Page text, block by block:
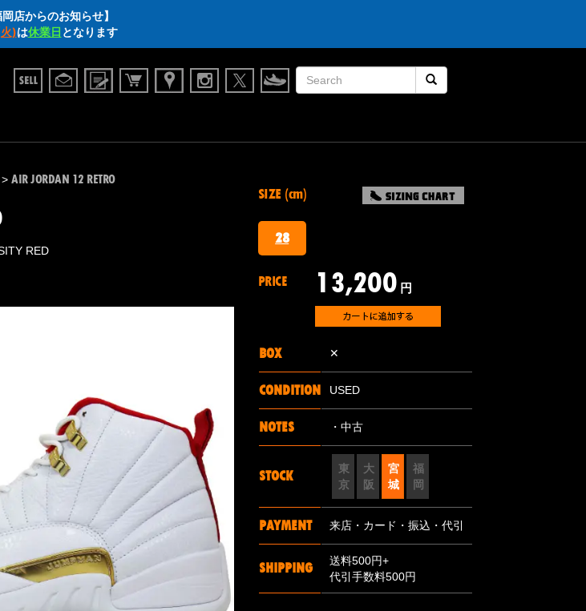
岡店からのお知らせ】
)は休業日 となります
> AIR JORDAN 12 RETRO
RED
SIZE (cm)
28
PRICE 13,200 円
BOX ✕
CONDITION USED
NOTES ・中古
STOCK
東
京
大
阪
宮
城
福
岡
PAYMENT 来店・カード・振込・代引
SHIPPING
送料500円+
代引手数料500円